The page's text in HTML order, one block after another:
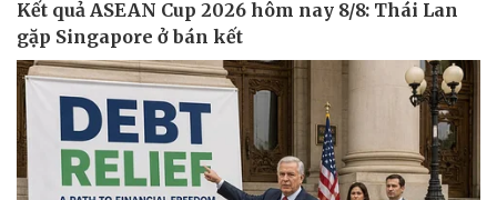
Thế giới thể thao
eSports
Hậu trường
Tư vấn